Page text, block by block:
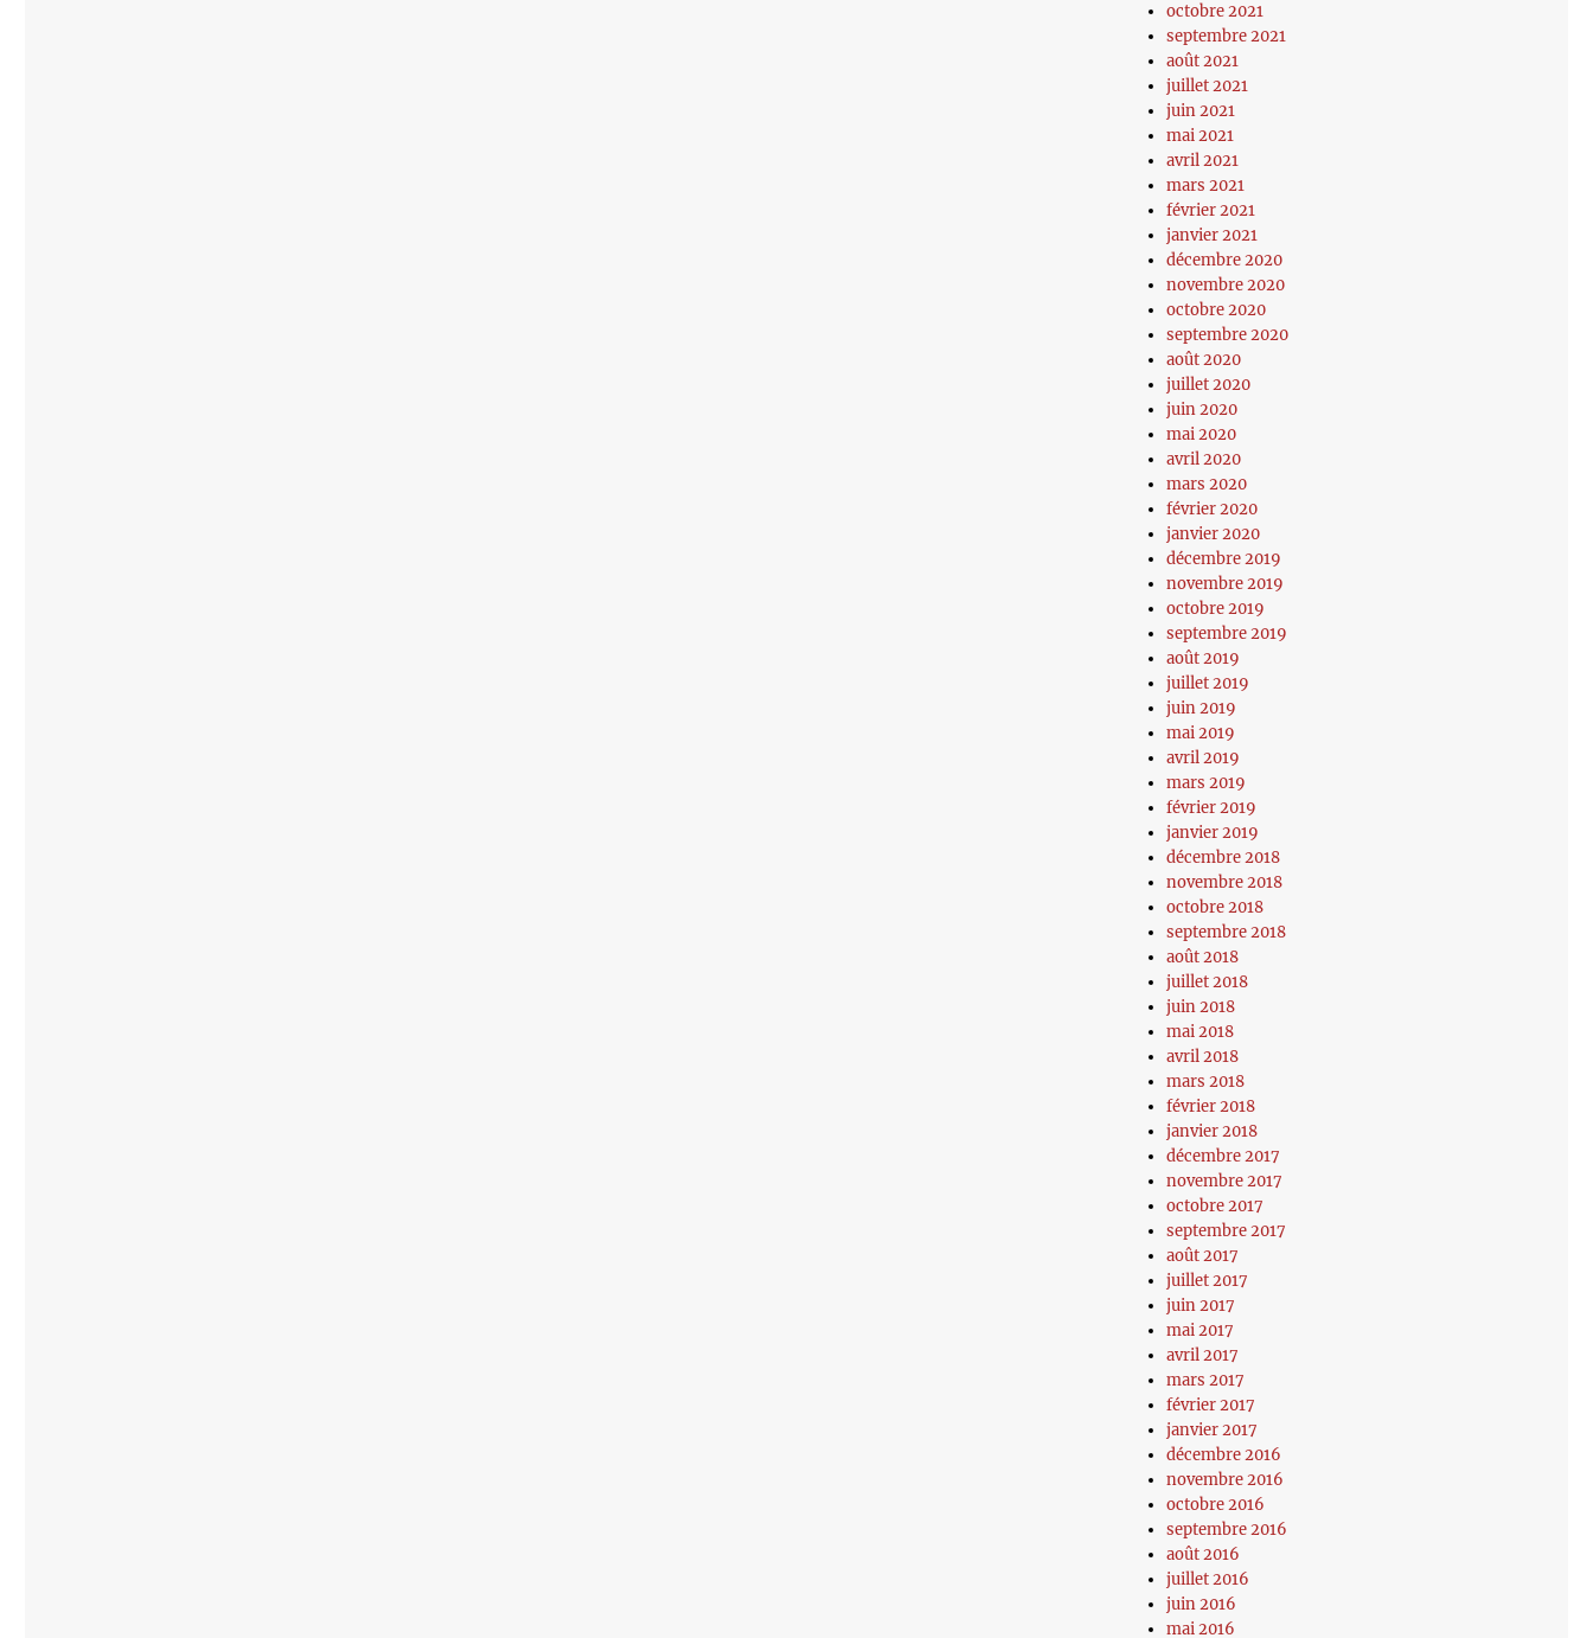
octobre 2021
septembre 2021
août 2021
juillet 2021
juin 2021
mai 2021
avril 2021
mars 2021
février 2021
janvier 2021
décembre 2020
novembre 2020
octobre 2020
septembre 2020
août 2020
juillet 2020
juin 2020
mai 2020
avril 2020
mars 2020
février 2020
janvier 2020
décembre 2019
novembre 2019
octobre 2019
septembre 2019
août 2019
juillet 2019
juin 2019
mai 2019
avril 2019
mars 2019
février 2019
janvier 2019
décembre 2018
novembre 2018
octobre 2018
septembre 2018
août 2018
juillet 2018
juin 2018
mai 2018
avril 2018
mars 2018
février 2018
janvier 2018
décembre 2017
novembre 2017
octobre 2017
septembre 2017
août 2017
juillet 2017
juin 2017
mai 2017
avril 2017
mars 2017
février 2017
janvier 2017
décembre 2016
novembre 2016
octobre 2016
septembre 2016
août 2016
juillet 2016
juin 2016
mai 2016